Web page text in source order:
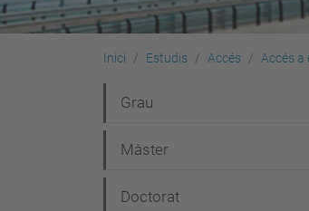
Inici Estudis Accés Accés
a
v
Grau
Màster
Doctorat